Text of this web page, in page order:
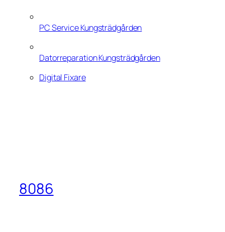
PC Service Kungsträdgården
Datorreparation Kungsträdgården
Digital Fixare
8086